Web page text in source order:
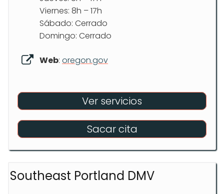
Viernes: 8h – 17h
Sábado: Cerrado
Domingo: Cerrado
Web: oregon.gov
Ver servicios
Sacar cita
Southeast Portland DMV